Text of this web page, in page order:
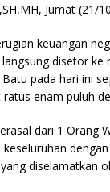
Jumat (21/
keuangan
disetor ke
pada hari ini
enam puluh
dari 1 Orang
diselamatkan